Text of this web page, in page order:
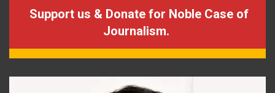
Support us & Donate for Noble Case of
Journalism.